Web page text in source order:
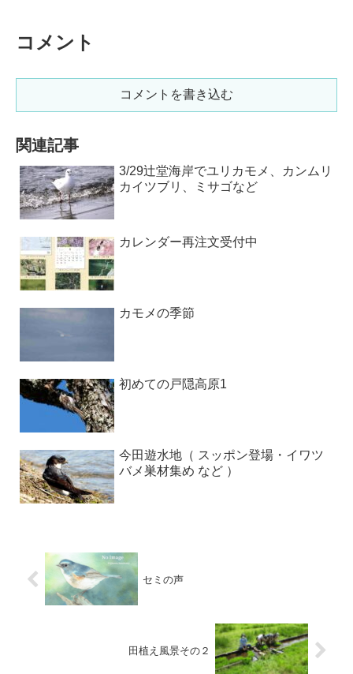
コメント
コメントを書き込む
関連記事
3/29辻堂海岸でユリカモメ、カンムリ
カイツブリ、ミサゴなど
カレンダー再注文受付中
カモメの季節
初めての戸隠高原1
今田遊水地（ スッポン登場・イワツ
バメ巣材集め など ）
セミの声
田植え風景その２